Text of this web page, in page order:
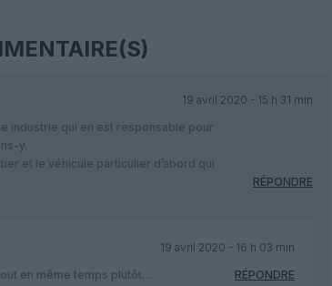
19 avril 2020 - 15 h 31 min
industrie qui en est responsable pour
y.
et le véhicule particulier d’abord qui
RÉPONDRE
19 avril 2020 - 16 h 03 min
en même temps plutôt…
RÉPONDRE